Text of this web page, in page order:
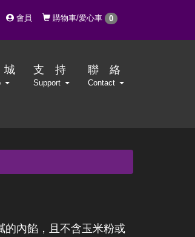
購物車/愛心車 0
會員
支 持
Support
聯 絡
Contact
的內餡，且不含玉米粉或